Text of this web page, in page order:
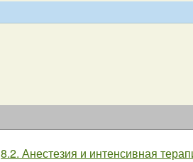
8.2. Анестезия и интенсивная